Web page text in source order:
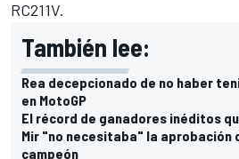
RC211V.
También lee:
Rea decepcionado de no haber
en MotoGP
El récord de ganadores inéditos
Mir "no necesitaba" la aprobación
campeón